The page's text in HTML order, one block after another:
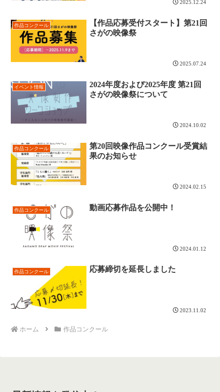
2025.12.24
作品コンクール
【作品応募受付スタート】第21回
さがの映像祭
2025.07.24
イベント情報
2024年度および2025年度 第21回
さがの映像祭について
2024.10.02
作品コンクール
第20回映像作品コンクール受賞結
果のお知らせ
2024.02.15
作品コンクール 動画応募作品を公開中！
2024.01.12
作品コンクール 応募締切を延長しました
2023.11.02
ホーム 作品コンクール